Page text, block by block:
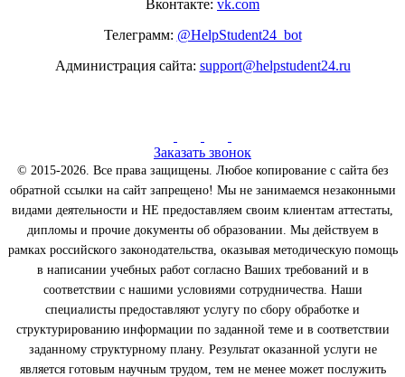
Вконтакте: vk.com
Телеграмм: @HelpStudent24_bot
Администрация сайта: support@helpstudent24.ru
Заказать звонок
© 2015-2026. Все права защищены. Любое копирование с сайта без
обратной ссылки на сайт запрещено! Мы не занимаемся незаконными
видами деятельности и НЕ предоставляем своим клиентам аттестаты,
дипломы и прочие документы об образовании. Мы действуем в
рамках российского законодательства, оказывая методическую помощь
в написании учебных работ согласно Ваших требований и в
соответствии с нашими условиями сотрудничества. Наши
специалисты предоставляют услугу по сбору обработке и
структурированию информации по заданной теме и в соответствии
заданному структурному плану. Результат оказанной услуги не
является готовым научным трудом, тем не менее может послужить